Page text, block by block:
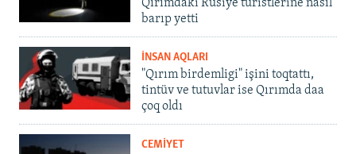
Qırımdaki Rusiye turistlerine nasıl
barıp yetti
İNSAN AQLARI
"Qırım birdemligi" işini toqtattı,
tintüv ve tutuvlar ise Qırımda daa
çoq oldı
CEMİYET